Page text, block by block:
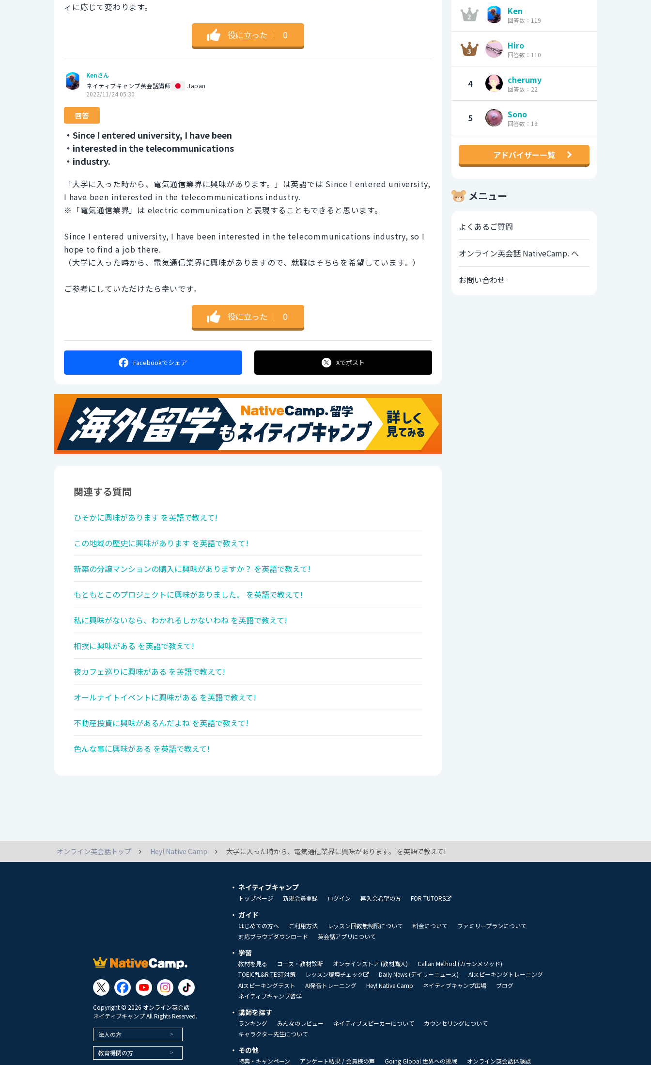
ィに応じて変わります。
役に立った ｜ 0
Kenさん
ネイティブキャンプ英会話講師
Japan
2022/11/24 05:30
回答
・Since I entered university, I have been
・interested in the telecommunications
・industry.
「大学に入った時から、電気通信業界に興味があります。」は英語では Since I entered university,
I have been interested in the telecommunications industry.
※「電気通信業界」は electric communication と表現することもできると思います。
Since I entered university, I have been interested in the telecommunications industry, so I
hope to find a job there.
（大学に入った時から、電気通信業界に興味がありますので、就職はそちらを希望しています。）
ご参考にしていただけたら幸いです。
役に立った ｜ 0
Facebookでシェア Xでポスト
関連する質問
ひそかに興味があります を英語で教えて!
この地域の歴史に興味があります を英語で教えて!
新築の分譲マンションの購入に興味がありますか？ を英語で教えて!
もともとこのプロジェクトに興味がありました。 を英語で教えて!
私に興味がないなら、わかれるしかないわね を英語で教えて!
相撲に興味がある を英語で教えて!
夜カフェ巡りに興味がある を英語で教えて!
オールナイトイベントに興味がある を英語で教えて!
不動産投資に興味があるんだよね を英語で教えて!
色んな事に興味がある を英語で教えて!
Ken
回答数：119
Hiro
回答数：110
4 cherumy
回答数：22
5 Sono
回答数：18
アドバイザー一覧
メニュー
よくあるご質問
オンライン英会話 NativeCamp. へ
お問い合わせ
オンライン英会話トップ Hey! Native Camp 大学に入った時から、電気通信業界に興味があります。 を英語で教えて!
Copyright © 2026 オンライン英会話
ネイティブキャンプ All Rights Reserved.
法人の方
教育機関の方
ネイティブキャンプ
トップページ 新規会員登録 ログイン 再入会希望の方 FOR TUTORS
ガイド
はじめての方へ ご利用方法 レッスン回数無制限について 料金について
ファミリープランについて
対応ブラウザダウンロード
英会話アプリについて
学習
教材を見る コース・教材診断 オンラインストア (教材購入)
Callan Method (カランメソッド)
TOEIC®L&R TEST対策
レッスン環境チェック Daily News (デイリーニュース)
AIスピーキングトレーニング
AIスピーキングテスト
AI発音トレーニング Hey! Native Camp ネイティブキャンプ広場
ブログ
ネイティブキャンプ留学
講師を探す
ランキング みんなのレビュー ネイティブスピーカーについて
カウンセリングについて
キャラクター先生について
その他
特典・キャンペーン アンケート結果 / 会員様の声 Going Global 世界への挑戦 オンライン英会話体験談